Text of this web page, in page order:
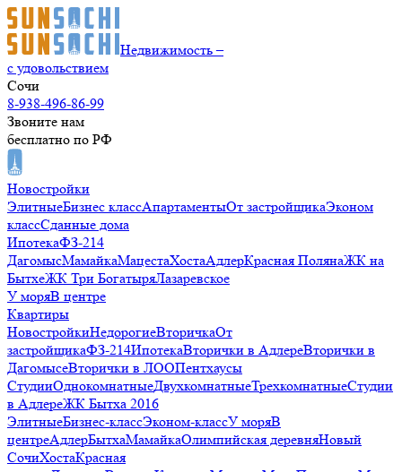
Недвижимость –
с удовольствием
Сочи
8-938-496-86-99
Звоните нам
бесплатно по РФ
Новостройки
ЭлитныеБизнес классАпартаментыОт застройщикаЭконом
классСданные дома
ИпотекаФЗ-214
ДагомысМамайкаМацестаХостаАдлерКрасная ПолянаЖК на
БытхеЖК Три БогатыряЛазаревское
У моряВ центре
Квартиры
НовостройкиНедорогиеВторичкаОт
застройщикаФЗ-214ИпотекаВторички в АдлереВторички в
ДагомысеВторички в ЛООПентхаусы
СтудииОднокомнатныеДвухкомнатныеТрехкомнатныеСтудии
в АдлереЖК Бытха 2016
ЭлитныеБизнес-классЭконом-классУ моряВ
центреАдлерБытхаМамайкаОлимпийская деревняНовый
СочиХостаКрасная